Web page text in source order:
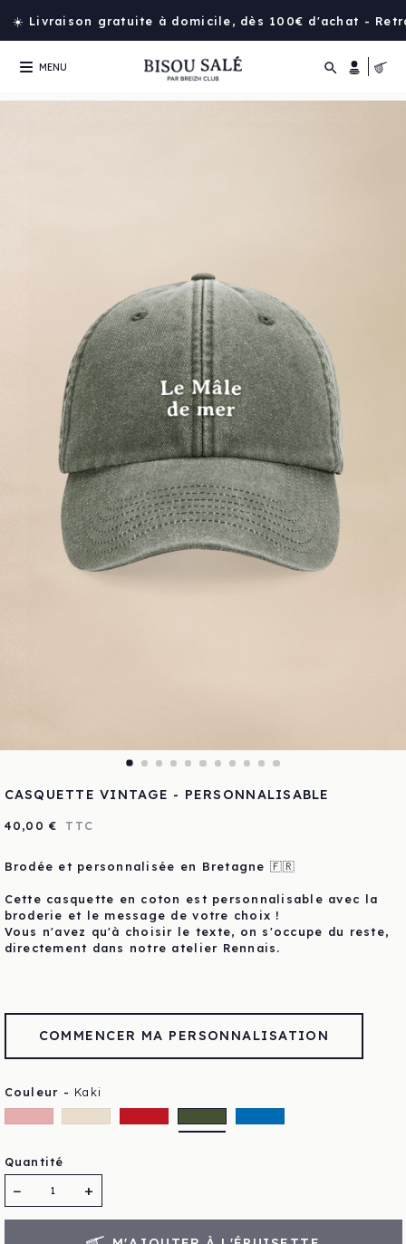
☀️ Livraison gratuite à domicile, dès 100€ d'achat -
MENU 
CASQUETTE VINTAGE - PERSONNALISABLE
40,00 € TTC
Brodée et personnalisée en Bretagne 🇫🇷
Cette casquette en coton est personnalisable avec la
broderie et le message de votre choix !
Vous n'avez qu'à choisir le texte, on s'occupe du reste,
directement dans notre atelier Rennais.
COMMENCER MA PERSONNALISATION
Couleur - Kaki
Kaki
Quantité
− +